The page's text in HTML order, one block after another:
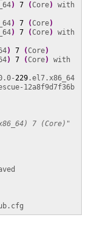
) 7 (Core)
with
) 7 (Core)
) 7 (Core)
with
) 7 (Core)
) 7 (Core)
with
229.el7.x86_64
12a8f9d7f36b
7 (Core)"